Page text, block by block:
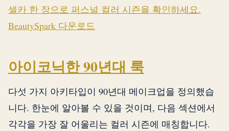
셀카 한 장으로 퍼스널 컬러 시즌을 확인하세요.
BeautySpark 다운로드
아이코닉한 90년대 룩
다섯 가지 아키타입이 90년대 메이크업을 정의했습
니다. 한눈에 알아볼 수 있을 것이며, 다음 섹션에서
각각을 가장 잘 어울리는 컬러 시즌에 매칭합니다.